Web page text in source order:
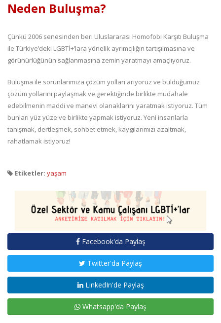
Neden Buluşma?
Çünkü 2006 senesinden beri Uluslararası Homofobi Karşıtı Buluşma
ile Türkiye’deki LGBTİ+’lara yönelik ayrımcılığın tartışılmasına ve
görünürlüğünün sağlanmasına zemin yaratmayı amaçlıyoruz.
Buluşma ile sorunlarımıza çözüm yolları arıyoruz ve bulduğumuz
çözüm yollarını paylaşmak ve gerektiğinde birlikte müdahale
edebilmenin maddi ve manevi olanaklarını yaratmak istiyoruz. Tüm
bunları yüz yüze ve birlikte yapmak istiyoruz. Yeni insanlarla
tanışmak, dertleşmek, sohbet etmek, kaygılarımızı azaltmak,
rahatlamak istiyoruz!
Etiketler: yaşam
Facebook'da Paylaş
Twitter'da Paylaş
LinkedIn'de Paylaş
Whatsapp'da Paylaş